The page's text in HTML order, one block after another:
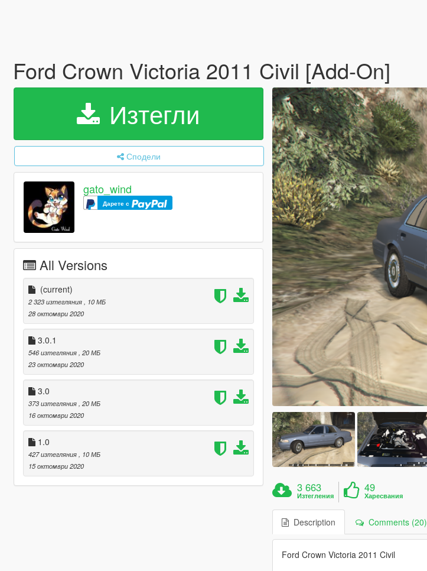
Ford Crown Victoria 2011 Civil [Add-On]
Изтегли
Сподели
gato_wind
Дарете с
All Versions
(current)
2 323 изтегляния
, 10 МБ
28 октомври 2020
3.0.1
546 изтегляния , 20 МБ
23 октомври 2020
3.0
373 изтегляния , 20 МБ
16 октомври 2020
1.0
427 изтегляния
, 10 МБ
15 октомври 2020
3 663
Изтегления
49
Харесвания
Description Comments (20)
Ford Crown Victoria 2011 Civil